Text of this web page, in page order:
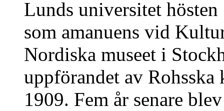
Lunds universitet
som amanuens vid
Nordiska museet i
uppförandet av
1909. Fem år senare